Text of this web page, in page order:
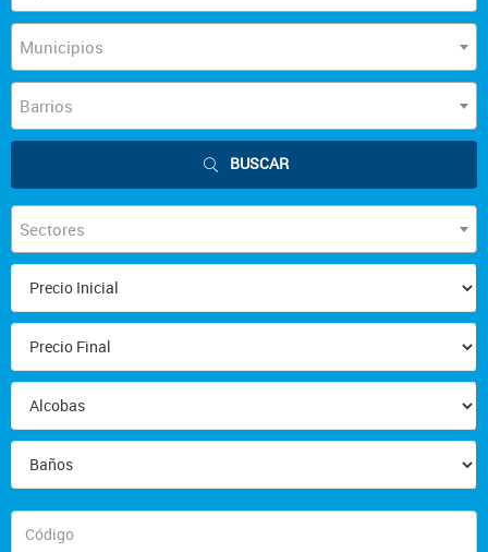
Municipios
Barrios
BUSCAR
Sectores